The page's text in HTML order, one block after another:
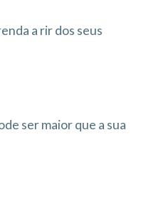
a rir dos seus
ser maior que a sua